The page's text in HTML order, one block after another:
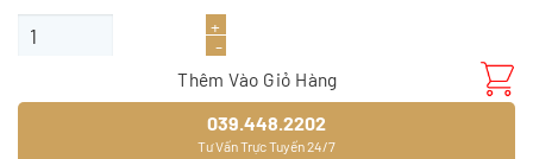
Sàn gỗ JOYTEK BLACK KNB07 số lượng
Thêm Vào Giỏ Hàng
039.448.2202
Tư Vấn Trực Tuyến 24/7